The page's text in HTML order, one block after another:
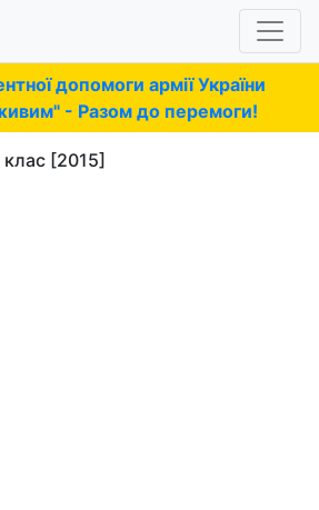
допомоги армії України
- Разом до перемоги!
клас [2015]